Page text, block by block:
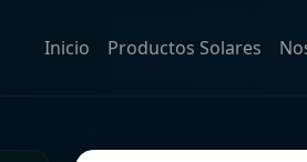
Inicio Productos Solares